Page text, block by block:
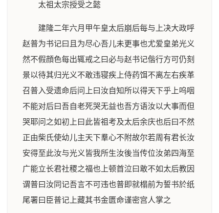
太祖太宗授受之懿
建隆二年六月甲午皇太后崩后每与上决大政呼
赵普为书记曰且为尽心吾儿未更事也尤爱皇弟光义
然不假顔色每出辄戒之曰必与赵书记偕行方可仍刻
景以待其归光义不敢违寝疾上侍药饵不离左右疾革
召普入受遗命后问上曰汝自知所以得天下乎上呜咽
不能对后曰吾自老死哭无益也吾方语汝以大事而但
哭耶问之如初上曰此皆祖考及太后余庆也后曰不然
正由柴氏使幼儿主天下羣心不附故尔若周有君长汝
安得至此汝与光义皆我所生汝後当传位汝弟四海至
广能立长君社稷之福也上顿首泣曰敢不如太后教因
谓普曰汝同记吾言不可违也普即就榻前为誓书於纸
尾署曰臣普记上藏其书金匮命谨密宫人掌之